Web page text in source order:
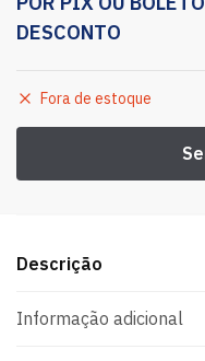
DESCONTO
Fora de estoque
Descrição
Informação adicional